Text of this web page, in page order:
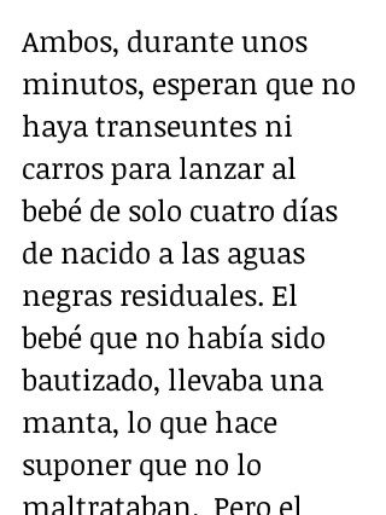
Ambos, durante unos
minutos, esperan que no
haya transeuntes ni
carros para lanzar al
bebé de solo cuatro días
de nacido a las aguas
negras residuales. El
bebé que no había sido
bautizado, llevaba una
manta, lo que hace
suponer que no lo
maltrataban.  Pero el